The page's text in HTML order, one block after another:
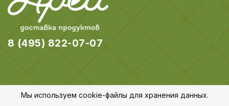
8 (495) 822-07-07
Мы используем cookie-файлы для хранения данных.